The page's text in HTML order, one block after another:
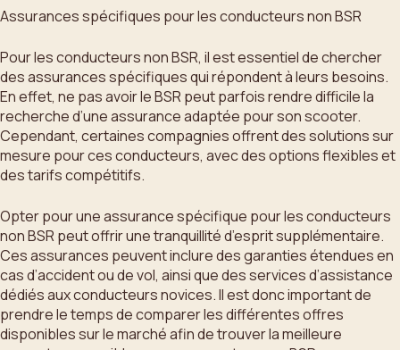
Assurances spécifiques pour les conducteurs non BSR
Pour les conducteurs non BSR, il est essentiel de chercher
des assurances spécifiques qui répondent à leurs besoins.
En effet, ne pas avoir le BSR peut parfois rendre difficile la
recherche d’une assurance adaptée pour son scooter.
Cependant, certaines compagnies offrent des solutions sur
mesure pour ces conducteurs, avec des options flexibles et
des tarifs compétitifs.
Opter pour une assurance spécifique pour les conducteurs
non BSR peut offrir une tranquillité d’esprit supplémentaire.
Ces assurances peuvent inclure des garanties étendues en
cas d’accident ou de vol, ainsi que des services d’assistance
dédiés aux conducteurs novices. Il est donc important de
prendre le temps de comparer les différentes offres
disponibles sur le marché afin de trouver la meilleure